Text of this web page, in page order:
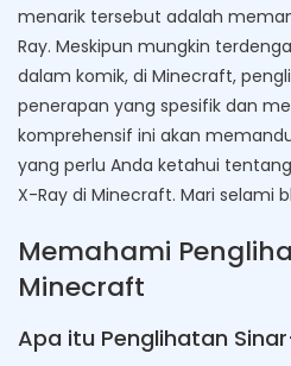
menarik tersebut adalah
Ray. Meskipun mungkin
dalam komik, di Minecraft,
penerapan yang spesifik dan
komprehensif ini akan
yang perlu Anda ketahui
X-Ray di Minecraft. Mari selami
Memahami
Minecraft
Apa itu Penglihatan